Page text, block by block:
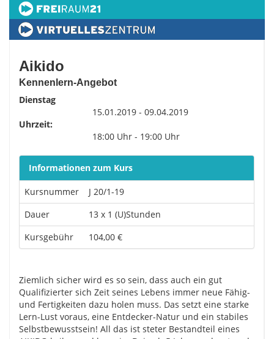
Aikido
Kennenlern-Angebot
Dienstag
15.01.2019 - 09.04.2019
Uhrzeit:
18:00 Uhr - 19:00 Uhr
Informationen zum Kurs
Kursnummer
J 20/1-19
Dauer
13 x 1 (U)Stunden
Kursgebühr
104,00 €
Ziemlich sicher wird es so sein, dass auch ein gut
Qualifizierter sich Zeit seines Lebens immer neue Fähig-
und Fertigkeiten dazu holen muss. Das setzt eine starke
Lern-Lust voraus, eine Entdecker-Natur und ein stabiles
Selbstbewusstsein! All das ist steter Bestandteil eines